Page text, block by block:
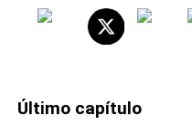
Último capítulo